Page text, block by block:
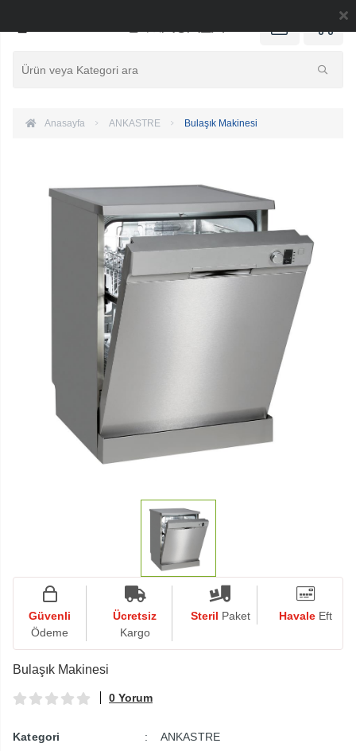
Anasayfa ANKASTRE Bulaşık Makinesi
Güvenli
Ödeme
Ücretsiz
Kargo
Steril Paket Havale Eft
Bulaşık Makinesi
0 Yorum
Kategori
ANKASTRE